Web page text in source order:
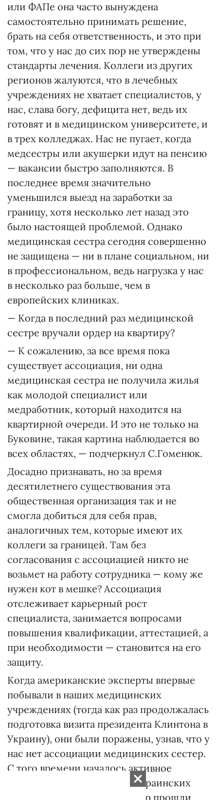
или ФАПе она часто вынуждена
самостоятельно принимать решение,
брать на себя ответственность, и это при
том, что у нас до сих пор не утверждены
стандарты лечения. Коллеги из других
регионов жалуются, что в лечебных
учреждениях не хвата­ет специалистов, у
нас, слава богу, дефицита нет, ведь их
готовят и в медицинском университете, и
в трех колледжах. Нас не пугает, когда
медсестры или акушерки идут на пенсию
— вакансии быстро заполняются. В
последнее время значительно
уменьшился выезд на заработки за
границу, хотя несколько лет назад это
было настоящей проблемой. Однако
медицинская сестра сегодня совершенно
не защищена — ни в плане социальном, ни
в профессиональном, ведь нагрузка у нас
в несколько раз больше, чем в
европейских клиниках.
— Когда в последний раз медицинской
сестре вручали ордер на квартиру?
— К сожалению, за все время пока
существует ассоциация, ни одна
медицинская сестра не получила жилья
как молодой специалист или
медработник, который находится на
квартирной очереди. И это не только на
Буковине, такая картина наблюдается во
всех областях, — подчеркнул С.Гоменюк.
Досадно признавать, но за время
десятилетнего существования эта
общественная организация так и не
смогла добиться для себя прав,
аналогичных тем, которые имеют их
коллеги за границей. Там без
согласования с ассоциацией никто не
возьмет на работу сотрудника — кому же
нужен кот в мешке? Ассоциация
отслеживает карьерный рост
специалиста, занимается вопросами
повышения квалификации, аттестацией, а
при необходимости — становится на его
защиту.
Когда американские эксперты впервые
побывали в наших медицинских
учреждениях (тогда как раз продолжалась
подготовка визита президента Клинтона в
Украину), они были поражены, узнав, что у
нас нет ассоциации медицинских сестер.
С того времени началось активное
сотрудничество — немало украинских
врачей и медицинских сестер прошли